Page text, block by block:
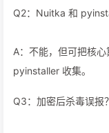
Q2：Nuitka 和
A：不能，但可把核
pyinstaller 收集。
Q3：加密后杀毒误报？